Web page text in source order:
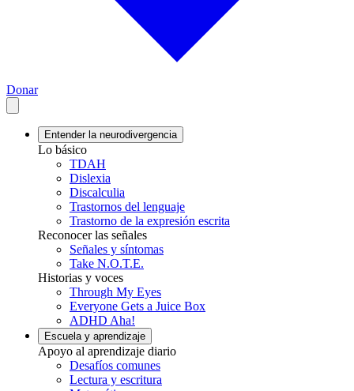
Donar
Entender la neurodivergencia
Lo básico
TDAH
Dislexia
Discalculia
Trastornos del lenguaje
Trastorno de la expresión escrita
Reconocer las señales
Señales y síntomas
Take N.O.T.E.
Historias y voces
Through My Eyes
Everyone Gets a Juice Box
ADHD Aha!
Escuela y aprendizaje
Apoyo al aprendizaje diario
Desafíos comunes
Lectura y escritura